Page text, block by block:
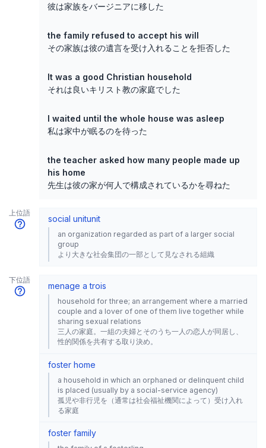
彼は家族をバージニアに移した
the family refused to accept his will
その家族は彼の遺言を受け入れることを拒否した
It was a good Christian household
それは良いキリスト教の家庭でした
I waited until the whole house was asleep
私は家中が眠るのを待った
the teacher asked how many people made up
his home
先生は彼の家が何人で構成されているかを尋ねた
上位語
social unitunit
an organization regarded as part of a larger social
group
より大きな社会集団の一部として見なされる組織
下位語
menage a trois
household for three; an arrangement where a married
couple and a lover of one of them live together while
sharing sexual relations
三人の家庭。一組の夫婦とそのうち一人の恋人が同居し、
性的関係を共有する取り決め。
foster home
a household in which an orphaned or delinquent child
is placed (usually by a social-service agency)
孤児や非行児を（通常は社会福祉機関によって）受け入れ
る家庭
foster family